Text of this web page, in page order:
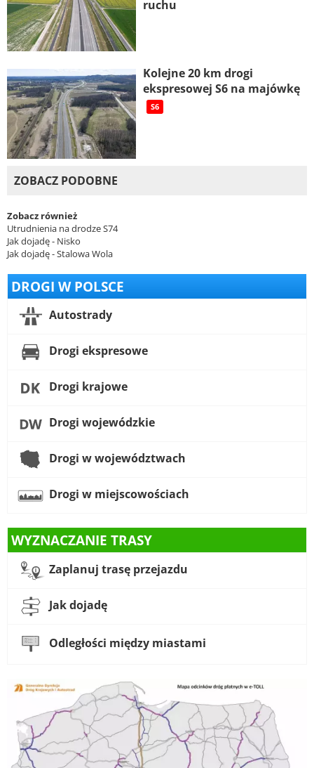
ruchu
Kolejne 20 km drogi
ekspresowej S6 na majówkę
S6
ZOBACZ PODOBNE
Zobacz również
Utrudnienia na drodze S74
Jak dojadę - Nisko
Jak dojadę - Stalowa Wola
DROGI W POLSCE
Autostrady
Drogi ekspresowe
Drogi krajowe
Drogi wojewódzkie
Drogi w województwach
Drogi w miejscowościach
WYZNACZANIE TRASY
Zaplanuj trasę przejazdu
Jak dojadę
Odległości między miastami